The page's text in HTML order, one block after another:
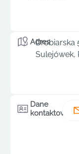
Adres
Drobiarska
Sulejówek,
Dane
kontaktowe